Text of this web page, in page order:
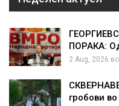
ПОРАКА:
2 Aug, 2026
гробови